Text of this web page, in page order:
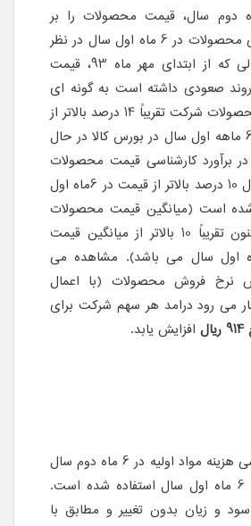
برای 6 ماه دوم سال، قیمت محصولات را بر
اساس قیمت واقعی محصولات در 6 ماه اول سال در نظر
گرفته است. در حالی که از ابتدای مهر ماه 93، قیمت
صعودی داشته است به گونه ای
که در حال حاضر محصولات شرکت تقریباً 14 درصد بالاتر از
میانگین قیمت در 6 ماهه اول سال در بورس کالا در حال
برآورد کارشناسی قیمت محصولات
برای 6 ماه دوم سال 10 درصد بالاتر از قیمت در 6ماه اول
شده است (میانگین قیمت محصولات
از ابتدای مهر تا کنون تقریباً 10 بالاتر از میانگین قیمت
در 6ماه اول سال می باشد). مشاهده می
نرخ فروش محصولات (با اعمال
می رود درامد هر سهم شرکت برای
افزایش یابد.
برای براورد کارشناسی هزینه مواد اولیه در 6 ماه دوم سال
از نرخ های واقعی 6 ماه اول سال استفاده شده است.
و زیان بدون تغییر و مطابق با